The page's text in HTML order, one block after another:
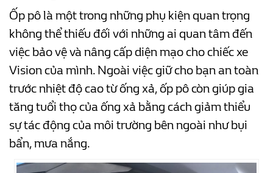
Ốp pô là một trong những phụ kiện quan trọng
không thể thiếu đối với những ai quan tâm đến
việc bảo vệ và nâng cấp diện mạo cho chiếc xe
Vision của mình. Ngoài việc giữ cho bạn an toàn
trước nhiệt độ cao từ ống xả, ốp pô còn giúp gia
tăng tuổi thọ của ống xả bằng cách giảm thiểu
sự tác động của môi trường bên ngoài như bụi
bẩn, mưa nắng.